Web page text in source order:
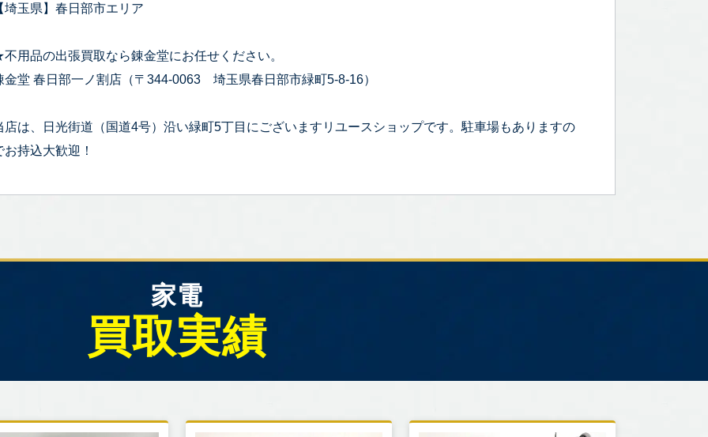
埼玉県】春日部市エリア
用品の出張買取なら錬金堂にお任せください。
金堂 春日部一ノ割店（〒344-0063 埼玉県春日部市緑町5-8-16）
店は、日光街道（国道4号）沿い緑町5丁目にございますリユースショップです。駐車場もありますの
お持込大歓迎！
家電
買取実績